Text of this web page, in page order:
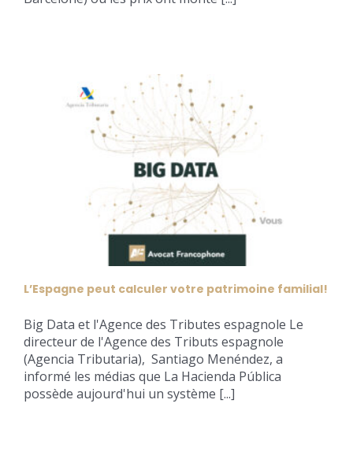
L’Espagne peut calculer votre patrimoine familial!
Big Data et l'Agence des Tributes espagnole Le
directeur de l'Agence des Tributs espagnole
(Agencia Tributaria), Santiago Menéndez, a
informé les médias que La Hacienda Pública
possède aujourd'hui un système [...]